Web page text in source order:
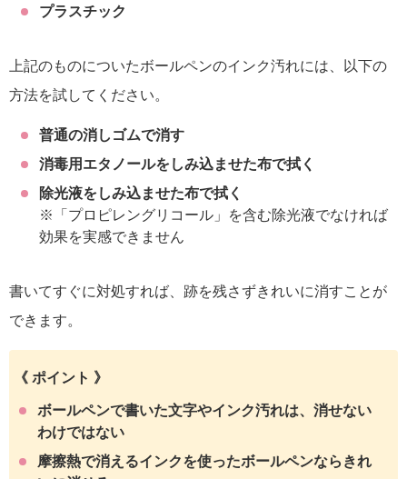
プラスチック
上記のものについたボールペンのインク汚れには、以下の
方法を試してください。
普通の消しゴムで消す
消毒用エタノールをしみ込ませた布で拭く
除光液をしみ込ませた布で拭く
※「プロピレングリコール」を含む除光液でなければ
効果を実感できません
書いてすぐに対処すれば、跡を残さずきれいに消すことが
できます。
《 ポイント 》
ボールペンで書いた文字やインク汚れは、消せない
わけではない
摩擦熱で消えるインクを使ったボールペンならきれ